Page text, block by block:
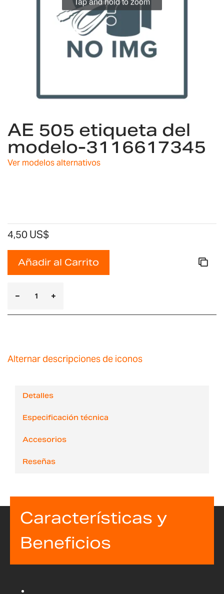
al
comienzo
de
la
galería
AE 505 etiqueta del
modelo-3116617345
Ver modelos alternativos
4,50 US$
Añadir al Carrito
Alternar descripciones de iconos
Detalles
Especificación técnica
Accesorios
Reseñas
Características y
Beneficios